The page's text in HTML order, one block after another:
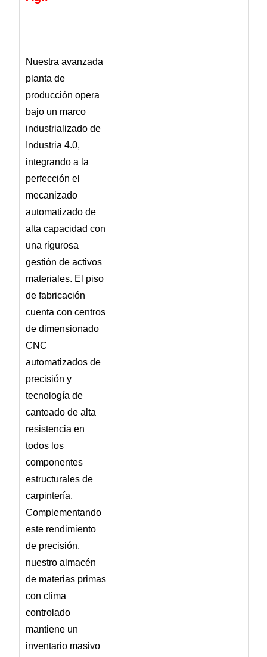
Nuestra avanzada
planta de
producción opera
bajo un marco
industrializado de
Industria 4.0,
integrando a la
perfección el
mecanizado
automatizado de
alta capacidad con
una rigurosa
gestión de activos
materiales. El piso
de fabricación
cuenta con centros
de dimensionado
CNC
automatizados de
precisión y
tecnología de
canteado de alta
resistencia en
todos los
componentes
estructurales de
carpintería.
Complementando
este rendimiento
de precisión,
nuestro almacén
de materias primas
con clima
controlado
mantiene un
inventario masivo